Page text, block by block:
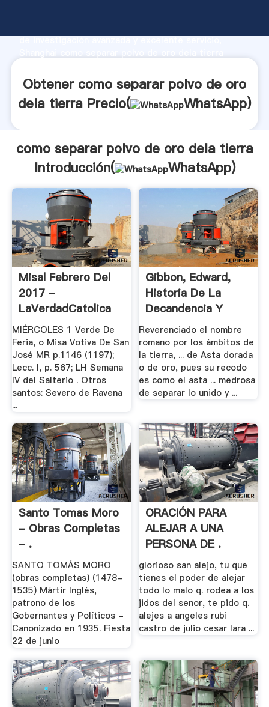
de investigación avanzada y excelente servicio,
clientes.
Obtener como separar polvo de oro
dela tierra Precio(
WhatsApp)
como separar polvo de oro dela tierra
Introducción(
WhatsApp)
Misal Febrero Del
2017 -
LaVerdadCatolica
MIÉRCOLES 1 Verde De
Feria, o Misa Votiva De San
José MR p.1146 (1197);
Lecc. I, p. 567; LH Semana
IV del Salterio . Otros
santos: Severo de Ravena
...
Gibbon, Edward,
Historia De La
Decandencia Y
Ruina Del ...
Reverenciado el nombre
romano por los ámbitos de
la tierra, ... de Asta dorada
o de oro, pues su recodo
es como el asta ... medrosa
de separar lo unido y ...
Santo Tomas Moro
- Obras Completas
- .
SANTO TOMÁS MORO
(obras completas) (1478-
1535) Mártir Inglés,
patrono de los
Gobernantes y Políticos -
Canonizado en 1935. Fiesta
22 de junio
ORACIÓN PARA
ALEJAR A UNA
PERSONA DE .
glorioso san alejo, tu que
tienes el poder de alejar
todo lo malo q. rodea a los
jidos del senor, te pido q.
alejes a angeles rubi
castro de julio cesar lara ...